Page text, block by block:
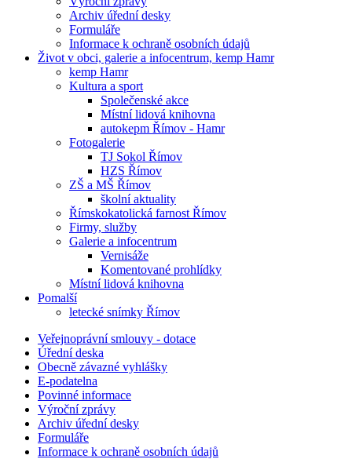
Archiv úřední desky
Formuláře
Informace k ochraně osobních údajů
Život v obci, galerie a infocentrum, kemp Hamr
kemp Hamr
Kultura a sport
Společenské akce
Místní lidová knihovna
autokepm Římov - Hamr
Fotogalerie
TJ Sokol Římov
HZS Římov
ZŠ a MŠ Římov
školní aktuality
Římskokatolická farnost Římov
Firmy, služby
Galerie a infocentrum
Vernisáže
Komentované prohlídky
Místní lidová knihovna
Pomalší
letecké snímky Římov
Veřejnoprávní smlouvy - dotace
Úřední deska
Obecně závazné vyhlášky
E-podatelna
Povinné informace
Výroční zprávy
Archiv úřední desky
Formuláře
Informace k ochraně osobních údajů